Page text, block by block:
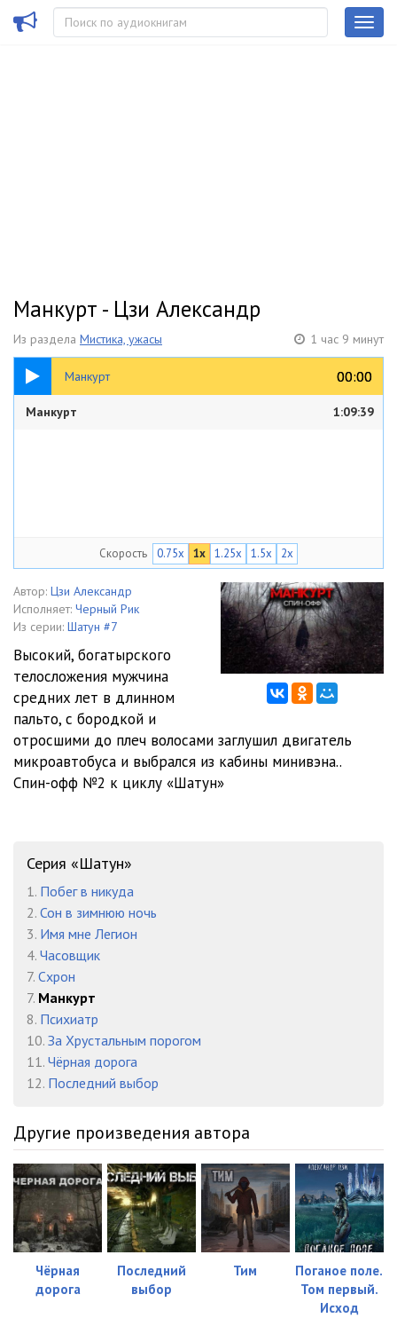
Манкурт - Цзи Александр
Из раздела Мистика, ужасы 1 час 9 минут
Манкурт 00:00
00:00
1:09:39
Манкурт 1:09:39
Скорость 0.75x 1x 1.25x 1.5x 2x
Автор: Цзи Александр
Исполняет: Черный Рик
Из серии: Шатун #7
Высокий, богатырского
телосложения мужчина
средних лет в длинном
пальто, с бородкой и
отросшими до плеч волосами заглушил двигатель
микроавтобуса и выбрался из кабины минивэна..
Спин-офф №2 к циклу «Шатун»
Серия «Шатун»
1. Побег в никуда
2. Сон в зимнюю ночь
3. Имя мне Легион
4. Часовщик
7. Схрон
7. Манкурт
8. Психиатр
10. За Хрустальным порогом
11. Чёрная дорога
12. Последний выбор
Другие произведения автора
Чёрная
дорога
Последний
выбор
Тим
Поганое поле.
Том первый.
Исход